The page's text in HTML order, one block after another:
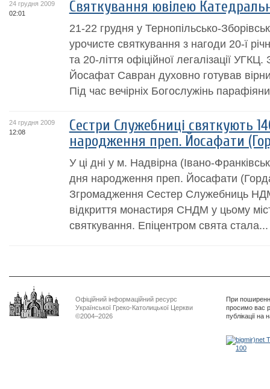
24 грудня 2009
02:01
Святкування ювілею
21-22 грудня у Тернопільсько-
урочисте святкування з нагоди 20-ї
та 20-ліття офіційної легалізації
Йосафат Савран духовно готував
Під час вечірніх Богослужінь
24 грудня 2009
12:08
Сестри Служебниці святкують
народження преп. Йосафати
У ці дні у м. Надвірна (Івано-
дня народження преп. Йосафати
Згромадження Сестер Служебниць
відкриття монастиря СНДМ у цьому
святкування. Епіцентром свята стала...
Офіційний інформаційний ресурс
Української Греко-Католицької Церкви
©2004–2026
При
просимо вас
публікації на